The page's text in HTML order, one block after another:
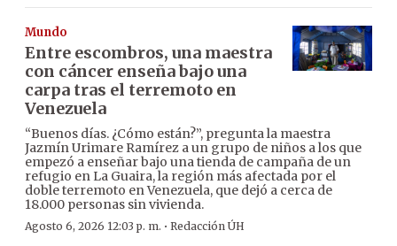
Mundo
Entre escombros, una maestra
con cáncer enseña bajo una
carpa tras el terremoto en
Venezuela
“Buenos días. ¿Cómo están?”, pregunta la maestra
Jazmín Urimare Ramírez a un grupo de niños a los que
empezó a enseñar bajo una tienda de campaña de un
refugio en La Guaira, la región más afectada por el
doble terremoto en Venezuela, que dejó a cerca de
18.000 personas sin vivienda.
Agosto 6, 2026 12:03 p. m. · Redacción ÚH